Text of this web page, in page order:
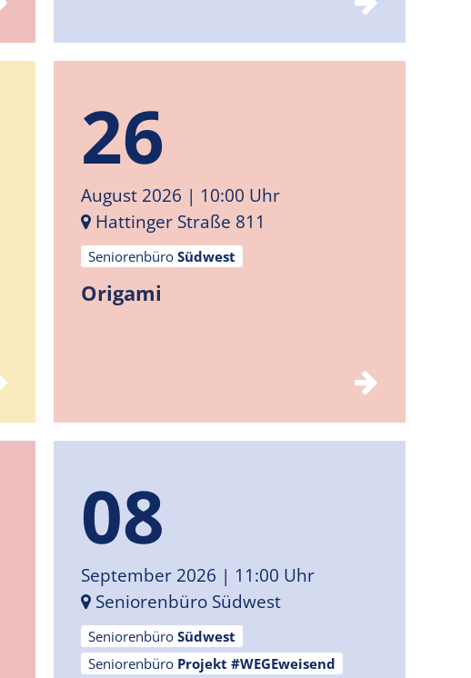
26
August 2026 | 10:00 Uhr
Hattinger Straße 811
SeniorenbüroSüdwest
Origami
08
September 2026 | 11:00 Uhr
Seniorenbüro Südwest
SeniorenbüroSüdwest
Seniorenbüro Projekt #WEGEweisend